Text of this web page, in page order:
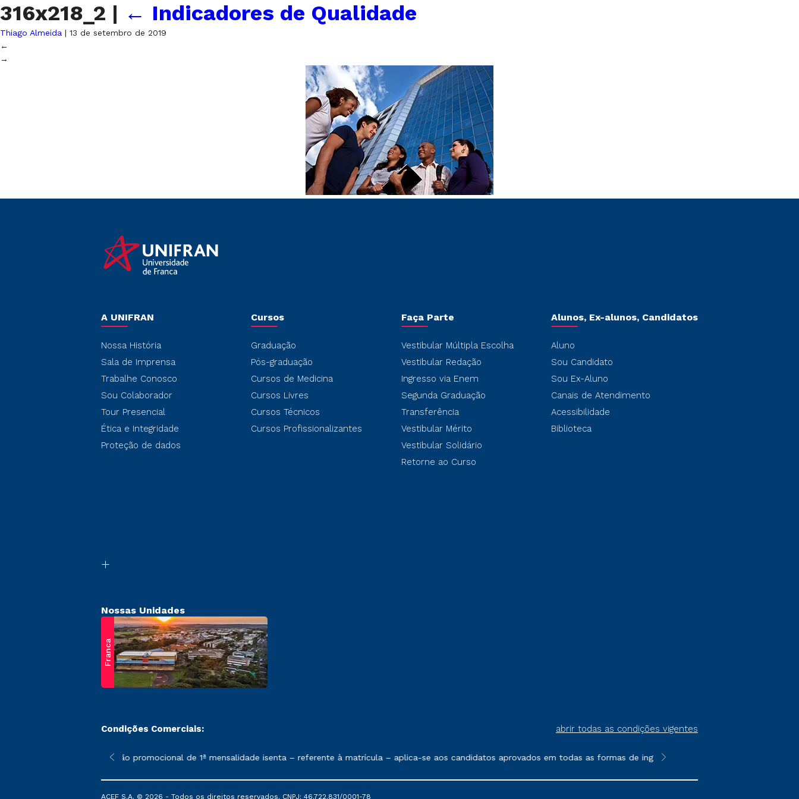
316x218_2 | ← Indicadores de Qualidade
Thiago Almeida | 13 de setembro de 2019
←
→
A UNIFRAN
Nossa História
Sala de Imprensa
Trabalhe Conosco
Sou Colaborador
Tour Presencial
Ética e Integridade
Proteção de dados
Cursos
Graduação
Pós-graduação
Cursos de Medicina
Cursos Livres
Cursos Técnicos
Cursos Profissionalizantes
Faça Parte
Vestibular Múltipla Escolha
Vestibular Redação
Ingresso via Enem
Segunda Graduação
Transferência
Vestibular Mérito
Vestibular Solidário
Retorne ao Curso
Alunos, Ex-alunos, Candidatos
Aluno
Sou Candidato
Sou Ex-Aluno
Canais de Atendimento
Acessibilidade
Biblioteca
Nossas Unidades
Franca
Condições Comerciais: abrir todas as condições vigentes
sofrer alterações nos períodos de rematrícula conforme exposto no contrato de prestação de serviços
*A condição promocional de 1ª mensalidade isenta – referente à matrícula – aplica-se aos candidatos aprovados em todas as formas de ingresso, exceto na prova on-line
**Semipresencial é um formato do
ACEF S.A. © 2026 - Todos os direitos reservados. CNPJ: 46.722.831/0001-78